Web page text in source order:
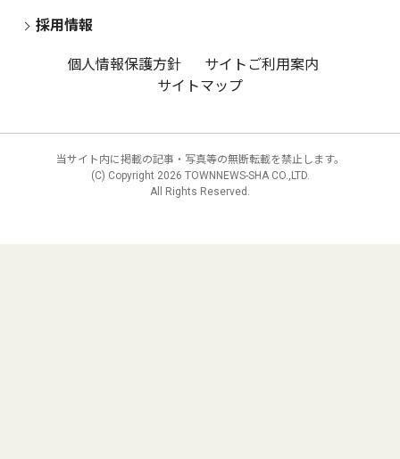
採用情報
個人情報保護方針
サイトご利用案内
サイトマップ
当サイト内に掲載の記事・写真等の無断転載を禁止します。
(C) Copyright 2026 TOWNNEWS-SHA CO.,LTD.
All Rights Reserved.